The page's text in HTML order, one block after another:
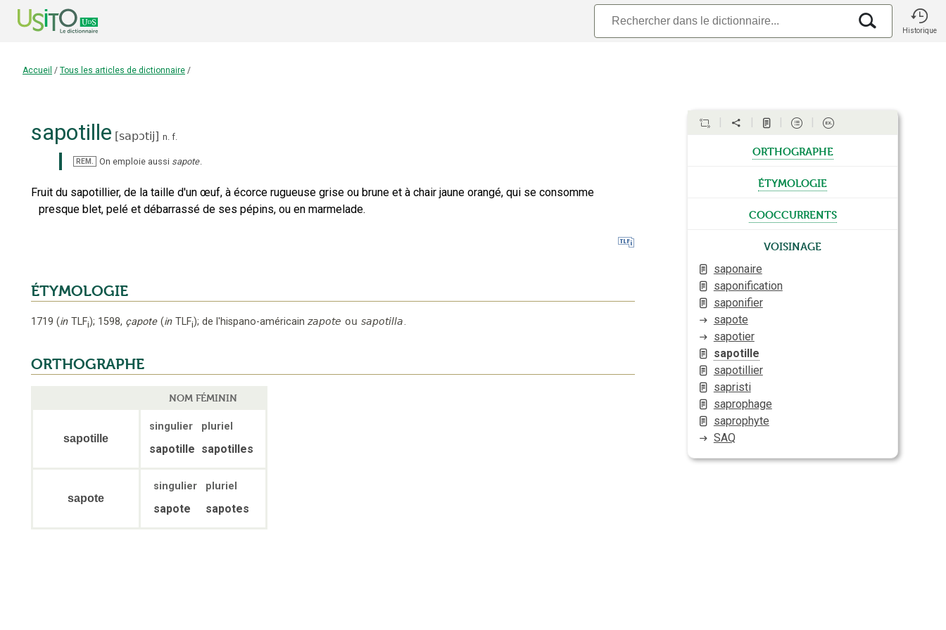
Historique
Accueil / Tous les articles de dictionnaire /
sapotille [sapɔtij] n. f.
REM. On emploie aussi sapote.
Fruit du sapotillier, de la taille d'un œuf, à écorce rugueuse grise ou brune et à chair jaune orangé, qui se consomme
presque blet, pelé et débarrassé de ses pépins, ou en marmelade.
ÉTYMOLOGIE
1719 (in TLFi); 1598, çapote (in TLFi); de l'hispano-américain zapote ou sapotilla.
ORTHOGRAPHE
NOM FÉMININ
sapotille
singulier pluriel
sapotille sapotilles
sapote
singulier pluriel
sapote sapotes
orthographe
étymologie
cooccurrents
Voisinage
saponaire
saponification
saponifier
sapote
sapotier
sapotille
sapotillier
sapristi
saprophage
saprophyte
SAQ